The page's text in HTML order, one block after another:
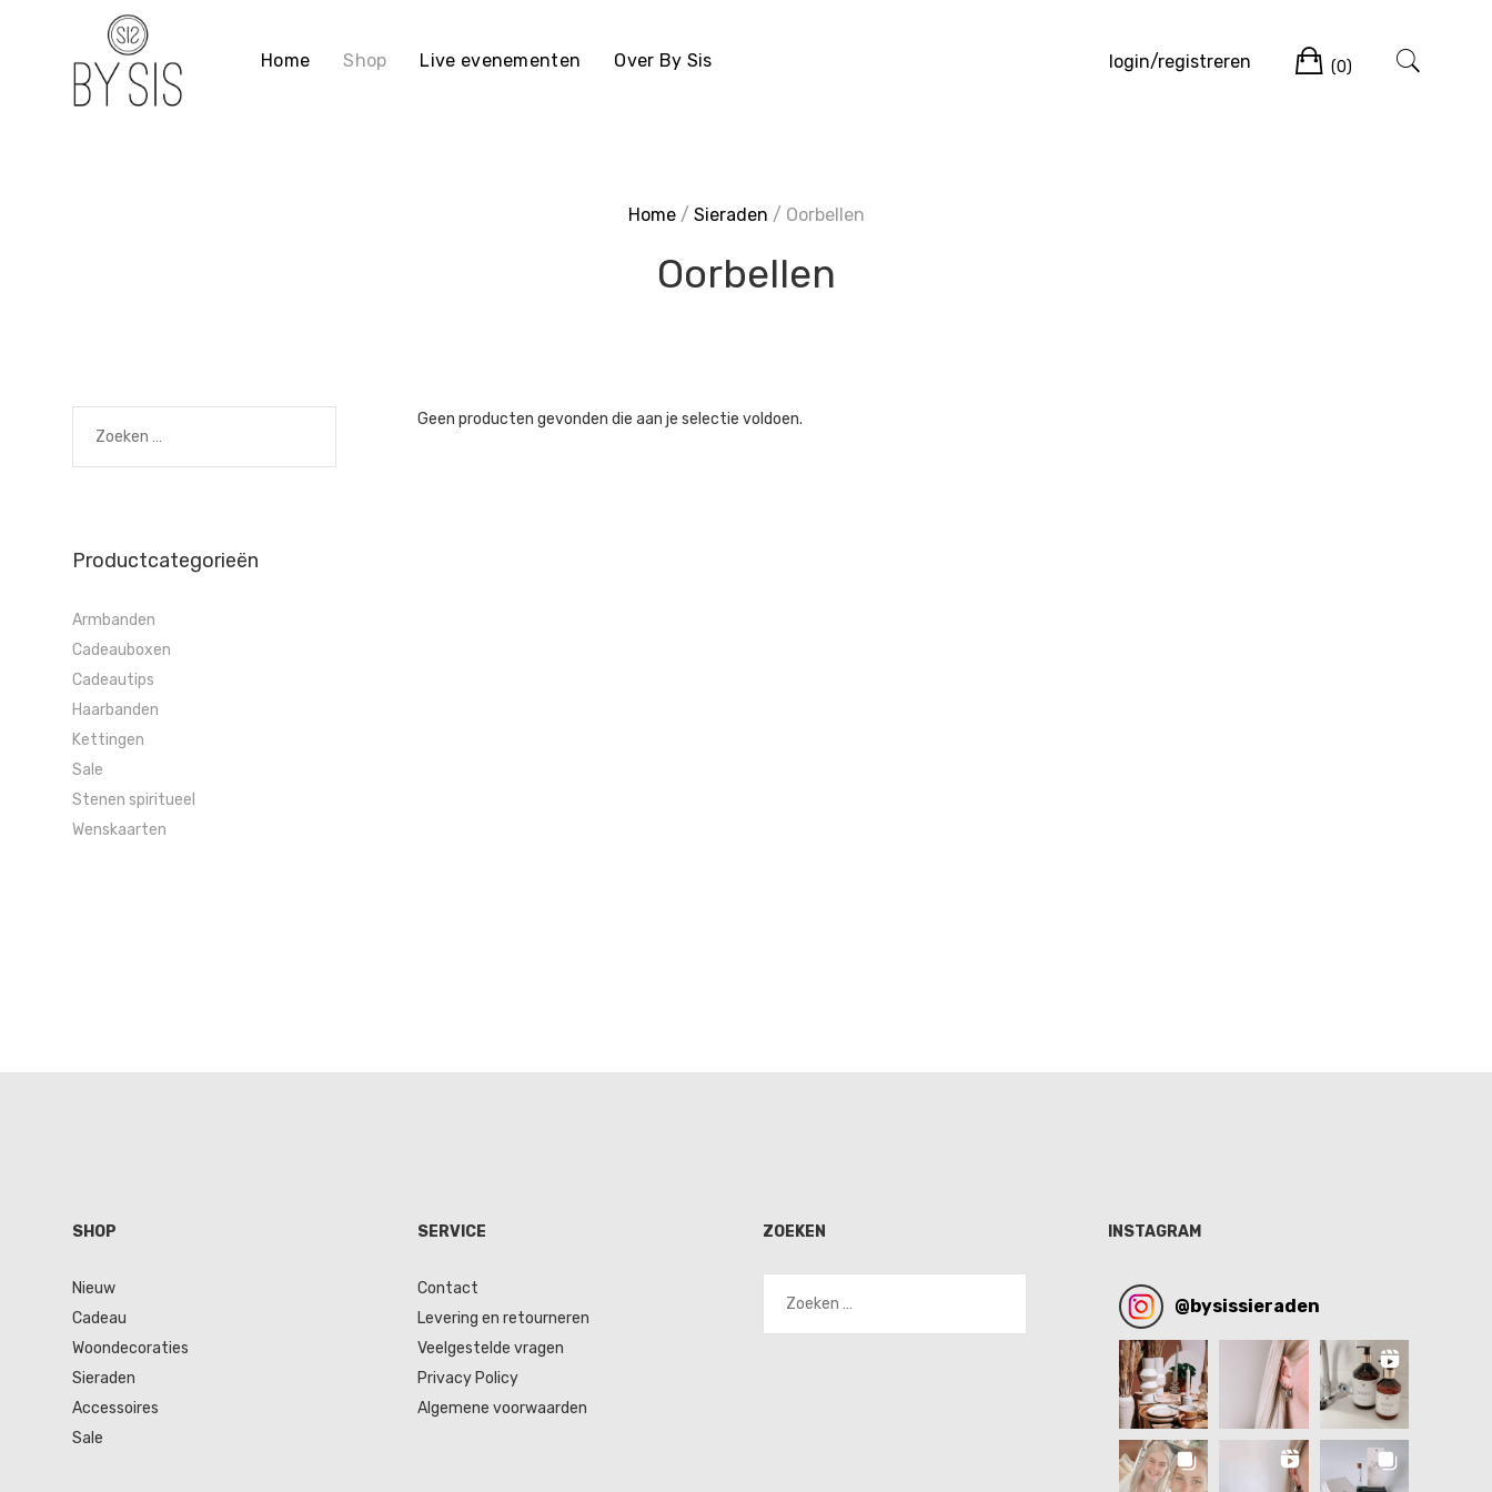
Home Shop Live evenementen Over By Sis login/registreren (0)
Home/ Sieraden / Oorbellen
Oorbellen
Geen producten gevonden die aan je selectie voldoen.
naar:
Productcategorieën
Armbanden
Cadeauboxen
Cadeautips
Haarbanden
Kettingen
Sale
Stenen spiritueel
Wenskaarten
SHOP
Nieuw
Cadeau
Woondecoraties
Sieraden
Accessoires
Sale
SERVICE
Contact
Levering en retourneren
Veelgestelde vragen
Privacy Policy
Algemene voorwaarden
ZOEKEN
naar:
INSTAGRAM
@bysissieraden